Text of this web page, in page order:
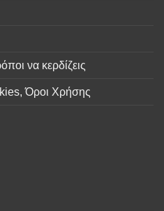
να κερδίζεις
Όροι Χρήσης